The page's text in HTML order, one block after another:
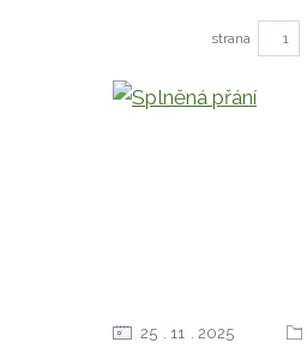
strana
25 11 2025